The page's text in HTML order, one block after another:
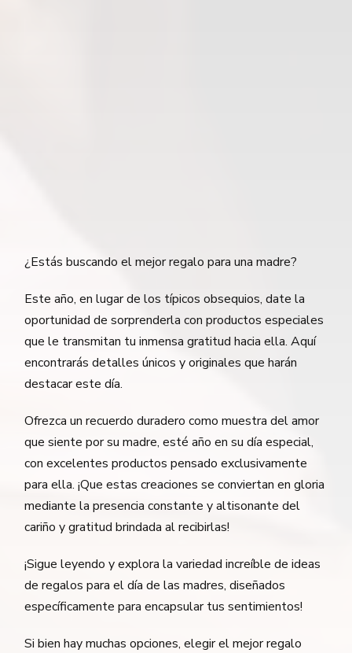
¿Estás buscando el mejor regalo para una madre?
Este año, en lugar de los típicos obsequios, date la
oportunidad de sorprenderla con productos especiales
que le transmitan tu inmensa gratitud hacia ella. Aquí
encontrarás detalles únicos y originales que harán
destacar este día.
Ofrezca un recuerdo duradero como muestra del amor
que siente por su madre, esté año en su día especial,
con excelentes productos pensado exclusivamente
para ella. ¡Que estas creaciones se conviertan en gloria
mediante la presencia constante y altisonante del
cariño y gratitud brindada al recibirlas!
¡Sigue leyendo y explora la variedad increíble de ideas
de regalos para el día de las madres, diseñados
específicamente para encapsular tus sentimientos!
Si bien hay muchas opciones, elegir el mejor regalo